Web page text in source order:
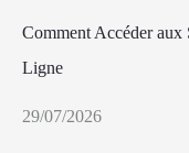
Comment Accéder aux
Ligne
29/07/2026